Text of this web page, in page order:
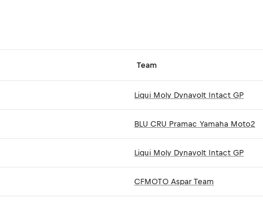
Team
Liqui Moly Dynavolt Intact GP
BLU CRU Pramac Yamaha Moto2
Liqui Moly Dynavolt Intact GP
CFMOTO Aspar Team